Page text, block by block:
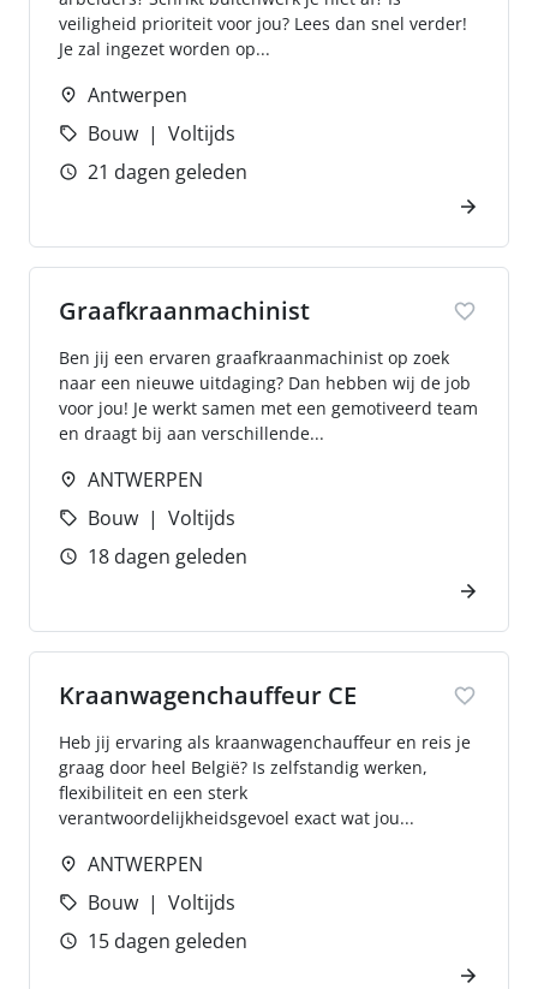
veiligheid prioriteit voor jou? Lees dan snel verder!
Je zal ingezet worden op...
Antwerpen
Bouw
Voltijds
21 dagen geleden
Graafkraanmachinist
Ben jij een ervaren graafkraanmachinist op zoek
naar een nieuwe uitdaging? Dan hebben wij de job
voor jou! Je werkt samen met een gemotiveerd team
en draagt bij aan verschillende...
ANTWERPEN
Bouw
Voltijds
18 dagen geleden
Kraanwagenchauffeur CE
Heb jij ervaring als kraanwagenchauffeur en reis je
graag door heel België? Is zelfstandig werken,
flexibiliteit en een sterk
verantwoordelijkheidsgevoel exact wat jou...
ANTWERPEN
Bouw
Voltijds
15 dagen geleden